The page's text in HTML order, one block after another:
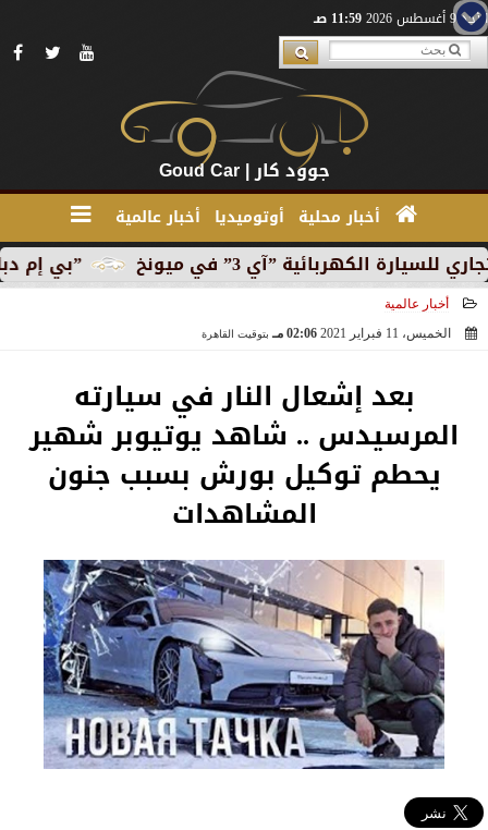
الأحد 9 أغسطس 2026 11:59 صـ
جوود كار | Goud Car
أخبار محلية أوتوميديا أخبار عالمية
”بي إم دبليو” تبدأ ”آي 3” في ميونخ
أخبار عالمية
الخميس، 11 فبراير 2021
02:06 مـ بتوقيت القاهرة
بعد إشعال النار في سيارته
المرسيدس .. شاهد يوتيوبر شهير
يحطم توكيل بورش بسبب جنون
المشاهدات